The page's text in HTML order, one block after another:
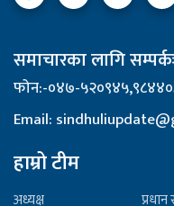
समाचारका लागि सम्पर्कः
फोन:-०४७-
Email:
हाम्रो टीम
अध्यक्ष